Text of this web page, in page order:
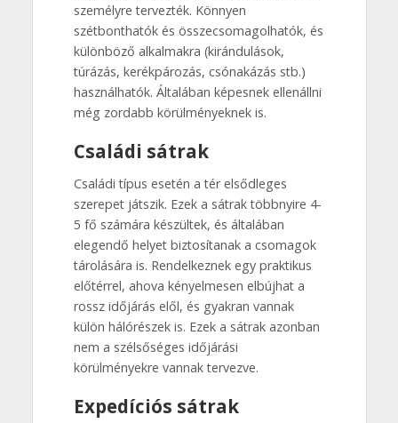
személyre tervezték. Könnyen
szétbonthatók és összecsomagolhatók, és
különböző alkalmakra (kirándulások,
túrázás, kerékpározás, csónakázás stb.)
használhatók. Általában képesnek ellenállni
még zordabb körülményeknek is.
Családi sátrak
Családi típus esetén a tér elsődleges
szerepet játszik. Ezek a sátrak többnyire 4-
5 fő számára készültek, és általában
elegendő helyet biztosítanak a csomagok
tárolására is. Rendelkeznek egy praktikus
előtérrel, ahova kényelmesen elbújhat a
rossz időjárás elől, és gyakran vannak
külön hálórészek is. Ezek a sátrak azonban
nem a szélsőséges időjárási
körülményekre vannak tervezve.
Expedíciós sátrak